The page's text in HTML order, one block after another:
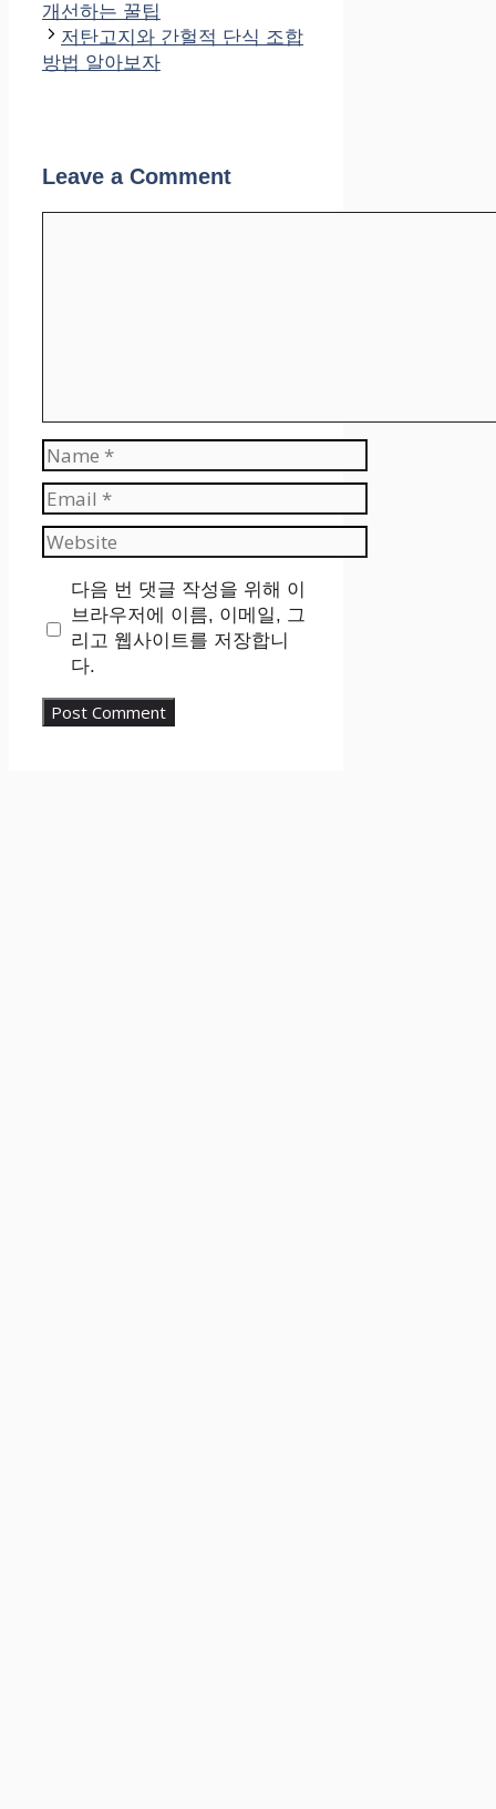
개선하는 꿀팁
저탄고지와 간헐적 단식 조합
방법 알아보자
Leave a Comment
Name
Email
Website
다음 번 댓글 작성을 위해 이
브라우저에 이름, 이메일, 그
리고 웹사이트를 저장합니
다.